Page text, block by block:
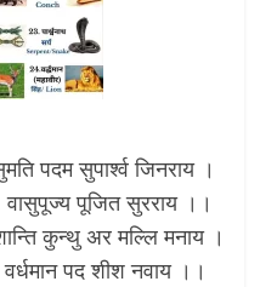
पदम सुपार्श्व जिनराय ।
पूजित सुरराय ।।
कुन्थु अर मल्लि मनाय ।
वर्धमान पद शीश नवाय ।।